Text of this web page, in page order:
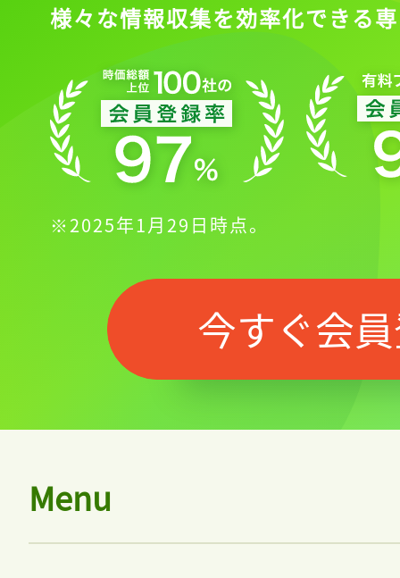
様々な情報収集を効率化できる
※2025年1月29日時点。
今すぐ会
Menu